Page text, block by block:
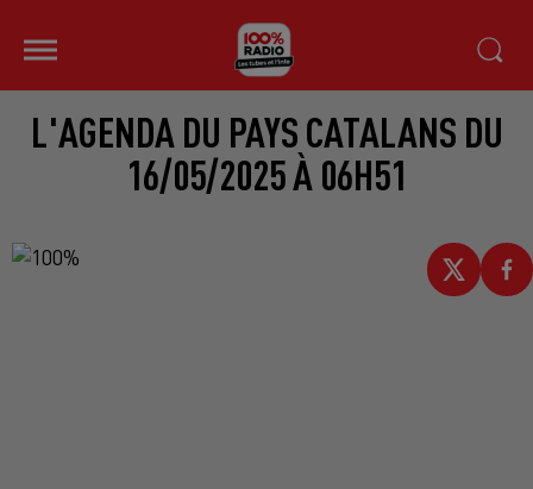
L'AGENDA DU PAYS CATALANS DU
16/05/2025 À 06H51